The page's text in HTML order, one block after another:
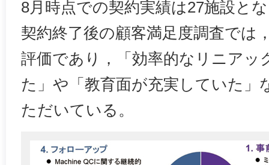
8月時点での契約実績は27施設と
契約終了後の顧客満足度調査では
評価であり，「効率的なリニアッ
た」や「教育面が充実していた」
ただいている。